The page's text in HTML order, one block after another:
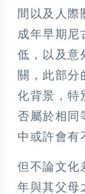
間以及人際
成年早期尼
低，以及意
關，此部分
化背景，特
否屬於相同
中或許會有
但不論文化
年與其父母